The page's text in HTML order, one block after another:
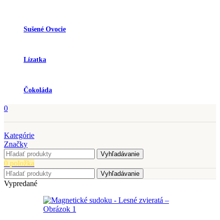
Sušené Ovocie
Lízatka
Čokoláda
0
Kategórie
Značky
Vyhľadávanie
0 položka
Vyhľadávanie
Vypredané